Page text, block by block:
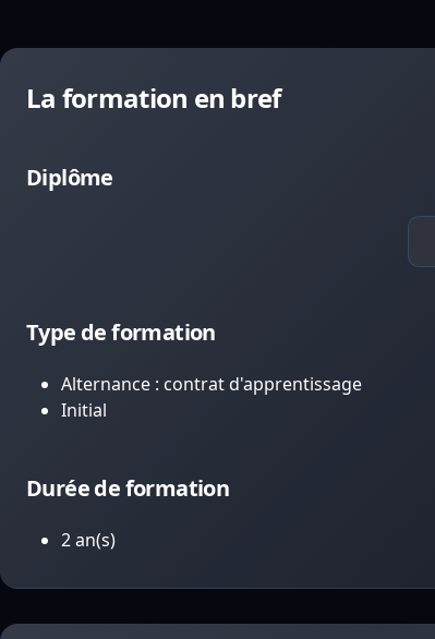
La formation en bref
Diplôme
Type de formation
Alternance : contrat d'apprentissage
Initial
Durée de formation
2 an(s)